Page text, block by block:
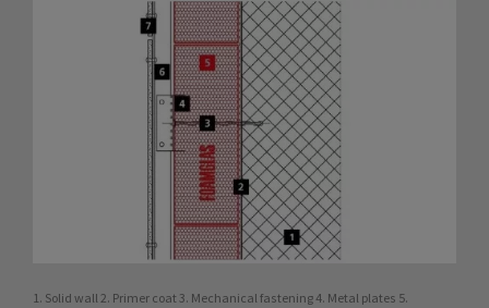
1. Solid wall 2. Primer coat 3. Mechanical fastening 4. Metal plates 5.